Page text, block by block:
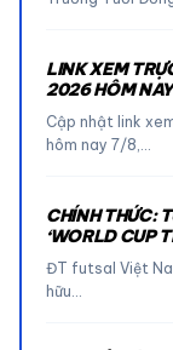
LINK XEM
2026 HÔM
Cập nhật link
hôm nay 7/8,…
CHÍNH THỨC:
‘WORLD CUP
ĐT futsal Việt
hữu…